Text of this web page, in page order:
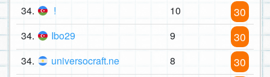
34. ! 10 30
34. Ibo29 9 30
34. universocraft.ne 8 30